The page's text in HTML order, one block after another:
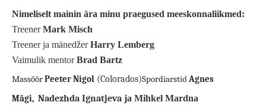
Nimeliselt mainin ära minu praegused meeskonnaliikmed:
Treener Mark Misch
Treener ja mänedžerHarry Lemberg
Vaimulik mentorBrad Bartz
MassöörPeeter Nigol (Colorados)Spordiarstid Agnes
Mägi, Nadezhda Ignatjeva ja Mihkel Mardna